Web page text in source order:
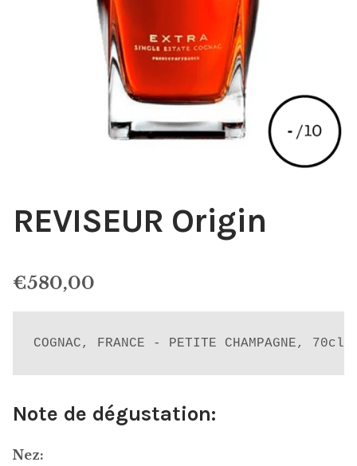
REVISEUR Origin
€580,00
COGNAC, FRANCE - PETITE CHAMPAGNE,
Note de dégustation:
Nez: